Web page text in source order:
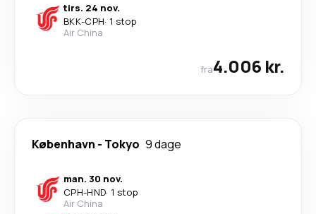
tirs. 24 nov.
BKK-CPH· 1 stop
Air China
fra4.006 kr.
København - Tokyo 9 dage
man. 30 nov.
CPH-HND· 1 stop
Air China